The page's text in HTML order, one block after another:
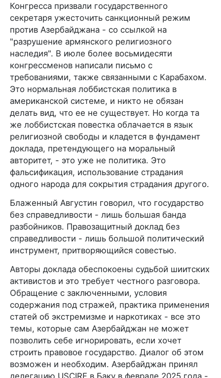
Конгресса призвали государственного
секретаря ужесточить санкционный режим
против Азербайджана - со ссылкой на
"разрушение армянского религиозного
наследия". В июле более восьмидесяти
конгрессменов написали письмо с
требованиями, также связанными с Карабахом.
Это нормальная лоббистская политика в
американской системе, и никто не обязан
делать вид, что ее не существует. Но когда та
же лоббистская повестка облачается в язык
религиозной свободы и кладется в фундамент
доклада, претендующего на моральный
авторитет, - это уже не политика. Это
фальсификация, использование страдания
одного народа для сокрытия страдания другого.
Блаженный Августин говорил, что государство
без справедливости - лишь большая банда
разбойников. Правозащитный доклад без
справедливости - лишь большой политический
инструмент, притворяющийся совестью.
Авторы доклада обеспокоены судьбой шиитских
активистов и это требует честного разговора.
Обращение с заключенными, условия
содержания под стражей, практика применения
статей об экстремизме и наркотиках - все это
темы, которые сам Азербайджан не может
позволить себе игнорировать, если хочет
строить правовое государство. Диалог об этом
возможен и необходим. Азербайджан принял
делегацию USCIRF в Баку в феврале 2025 года -